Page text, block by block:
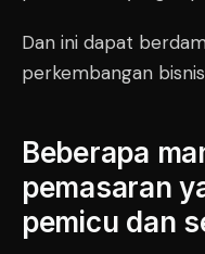
Dan ini dapat
perkembangan
Beberapa
pemasaran
pemicu dan